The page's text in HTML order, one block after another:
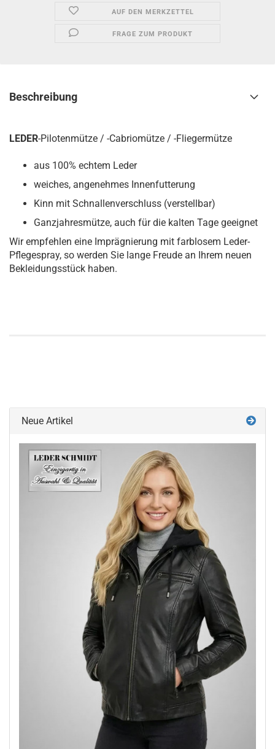
AUF DEN MERKZETTEL
FRAGE ZUM PRODUKT
Beschreibung
LEDER-Pilotenmütze / -Cabriomütze / -Fliegermütze
aus 100% echtem Leder
weiches, angenehmes Innenfutterung
Kinn mit Schnallenverschluss (verstellbar)
Ganzjahresmütze, auch für die kalten Tage geeignet
Wir empfehlen eine Imprägnierung mit farblosem Leder-
Pflegespray, so werden Sie lange Freude an Ihrem neuen
Bekleidungsstück haben.
Neue Artikel